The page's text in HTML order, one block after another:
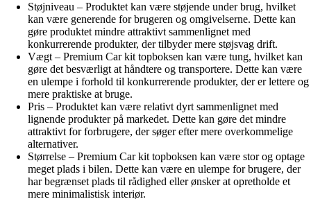
Støjniveau – Produktet kan være støjende under brug, hvilket
kan være generende for brugeren og omgivelserne. Dette kan
gøre produktet mindre attraktivt sammenlignet med
konkurrerende produkter, der tilbyder mere støjsvag drift.
Vægt – Premium Car kit topboksen kan være tung, hvilket kan
gøre det besværligt at håndtere og transportere. Dette kan være
en ulempe i forhold til konkurrerende produkter, der er lettere og
mere praktiske at bruge.
Pris – Produktet kan være relativt dyrt sammenlignet med
lignende produkter på markedet. Dette kan gøre det mindre
attraktivt for forbrugere, der søger efter mere overkommelige
alternativer.
Størrelse – Premium Car kit topboksen kan være stor og optage
meget plads i bilen. Dette kan være en ulempe for brugere, der
har begrænset plads til rådighed eller ønsker at opretholde et
mere minimalistisk interiør.